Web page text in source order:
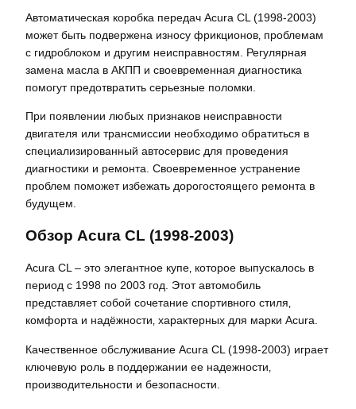
Автоматическая коробка передач Acura CL (1998-2003)
может быть подвержена износу фрикционов‚ проблемам
с гидроблоком и другим неисправностям. Регулярная
замена масла в АКПП и своевременная диагностика
помогут предотвратить серьезные поломки.
При появлении любых признаков неисправности
двигателя или трансмиссии необходимо обратиться в
специализированный автосервис для проведения
диагностики и ремонта. Своевременное устранение
проблем поможет избежать дорогостоящего ремонта в
будущем.
Обзор Acura CL (1998-2003)
Acura CL – это элегантное купе‚ которое выпускалось в
период с 1998 по 2003 год. Этот автомобиль
представляет собой сочетание спортивного стиля‚
комфорта и надёжности‚ характерных для марки Acura.
Качественное обслуживание Acura CL (1998-2003) играет
ключевую роль в поддержании ее надежности‚
производительности и безопасности.